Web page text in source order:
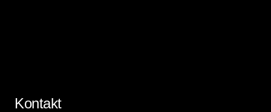
Kontakt